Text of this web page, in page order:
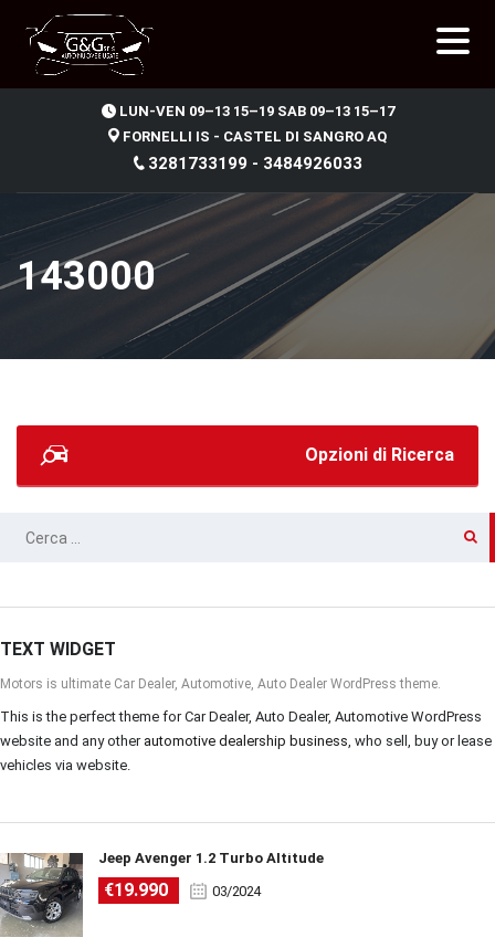
LUN-VEN 09–13 15–19 SAB 09–13 15–17
FORNELLI IS - CASTEL DI SANGRO AQ
3281733199 - 3484926033
143000
Opzioni di Ricerca
RICERCA
TEXT WIDGET
Motors is ultimate Car Dealer, Automotive, Auto Dealer WordPress theme.
This is the perfect theme for Car Dealer, Auto Dealer, Automotive WordPress
website and any other automotive dealership business, who sell, buy or lease
vehicles via website.
Jeep Avenger 1.2 Turbo Altitude
€19.990 03/2024